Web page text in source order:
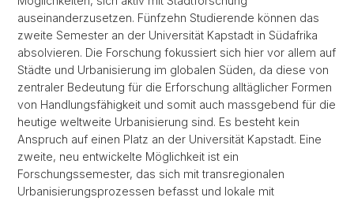
auseinanderzusetzen. Fünfzehn Studierende können das
zweite Semester an der Universität Kapstadt in Südafrika
absolvieren. Die Forschung fokussiert sich hier vor allem auf
Städte und Urbanisierung im globalen Süden, da diese von
zentraler Bedeutung für die Erforschung alltäglicher Formen
von Handlungsfähigkeit und somit auch massgebend für die
heutige weltweite Urbanisierung sind. Es besteht kein
Anspruch auf einen Platz an der Universität Kapstadt. Eine
zweite, neu entwickelte Möglichkeit ist ein
Forschungssemester, das sich mit transregionalen
Urbanisierungsprozessen befasst und lokale mit